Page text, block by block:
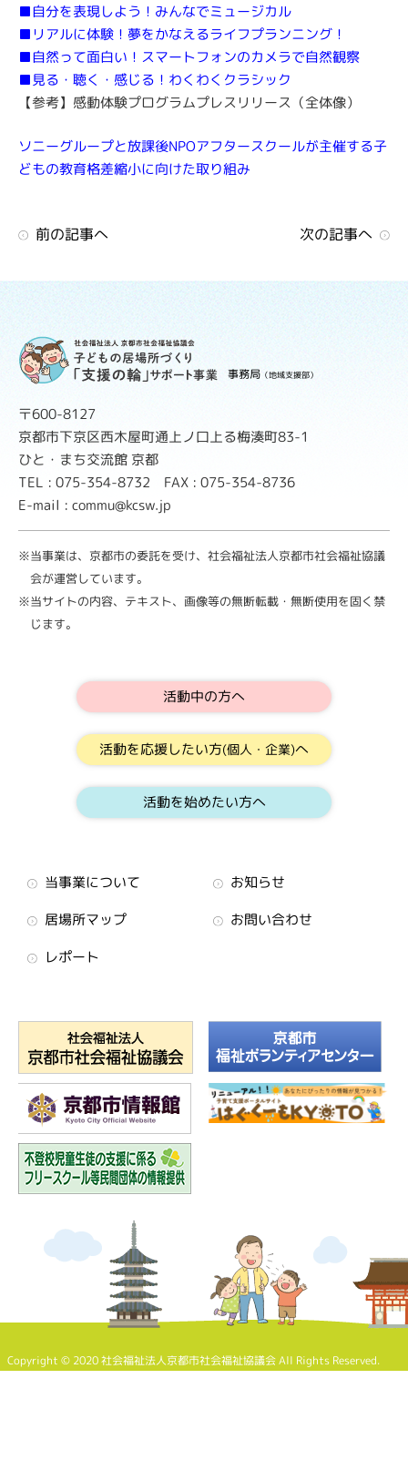
■自分を表現しよう！みんなでミュージカル
■リアルに体験！夢をかなえるライフプランニング！
■自然って面白い！スマートフォンのカメラで自然観察
■見る・聴く・感じる！わくわくクラシック
【参考】感動体験プログラムプレスリリース（全体像）
ソニーグループと放課後NPOアフタースクールが主催する子
どもの教育格差縮小に向けた取り組み
前の記事へ 次の記事へ
事務局 （地域支援部）
〒600-8127
京都市下京区西木屋町通上ノ口上る梅湊町83-1
ひと・まち交流館 京都
TEL : 075-354-8732 FAX : 075-354-8736
E-mail : commu@kcsw.jp
※当事業は、京都市の委託を受け、社会福祉法人京都市社会福祉協議
会が運営しています。
※当サイトの内容、テキスト、画像等の無断転載・無断使用を固く禁
じます。
活動中の方へ
活動を応援したい方(個人・企業)へ
活動を始めたい方へ
当事業について
お知らせ
居場所マップ
お問い合わせ
レポート
Copyright © 2020 社会福祉法人京都市社会福祉協議会 All Rights Reserved.